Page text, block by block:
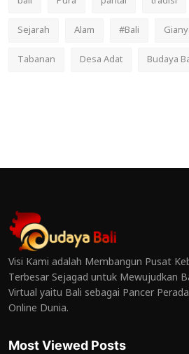
Sejarah
Alam #Bali
Tabanan
Desa Adat Budaya
Visi Kami adalah Membangun Pusat
Terbesar Sejagad untuk Mewujudkan
Virtual yaitu Bali sebagai Pancer
Online Dunia.
Most Viewed Posts